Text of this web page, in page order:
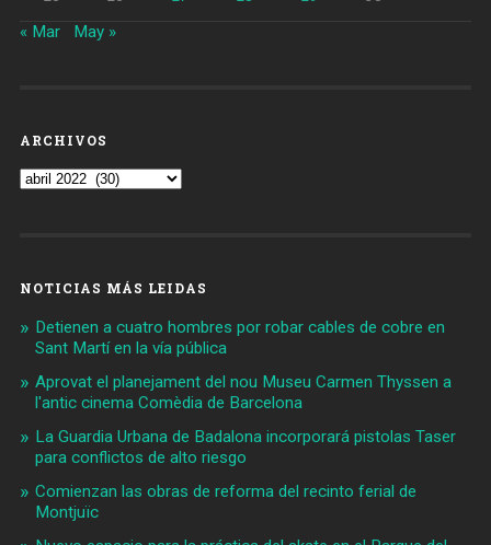
« Mar May »
ARCHIVOS
Archivos
NOTICIAS MÁS LEIDAS
Detienen a cuatro hombres por robar cables de cobre en
Sant Martí en la vía pública
Aprovat el planejament del nou Museu Carmen Thyssen a
l'antic cinema Comèdia de Barcelona
La Guardia Urbana de Badalona incorporará pistolas Taser
para conflictos de alto riesgo
Comienzan las obras de reforma del recinto ferial de
Montjuïc